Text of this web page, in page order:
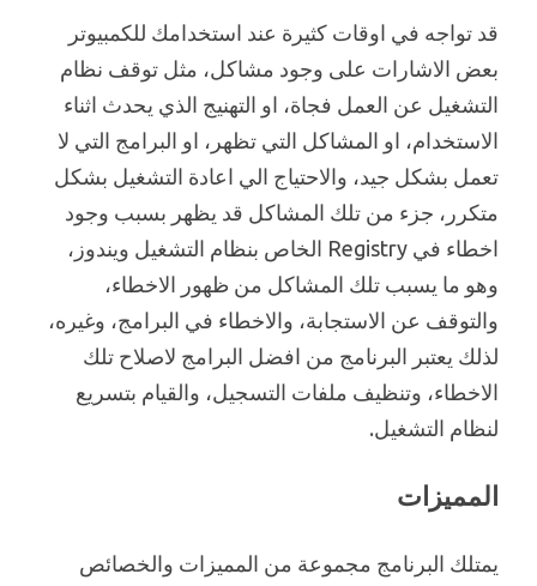
قد تواجه في اوقات كثيرة عند استخدامك للكمبيوتر
بعض الاشارات على وجود مشاكل، مثل توقف نظام
التشغيل عن العمل فجاة، او التهنيج الذي يحدث اثناء
الاستخدام، او المشاكل التي تظهر، او البرامج التي لا
تعمل بشكل جيد، والاحتياج الي اعادة التشغيل بشكل
متكرر، جزء من تلك المشاكل قد يظهر بسبب وجود
اخطاء في Registry الخاص بنظام التشغيل ويندوز،
وهو ما يسبب تلك المشاكل من ظهور الاخطاء،
والتوقف عن الاستجابة، والاخطاء في البرامج، وغيره،
لذلك يعتبر البرنامج من افضل البرامج لاصلاح تلك
الاخطاء، وتنظيف ملفات التسجيل، والقيام بتسريع
لنظام التشغيل.
المميزات
يمتلك البرنامج مجموعة من المميزات والخصائص